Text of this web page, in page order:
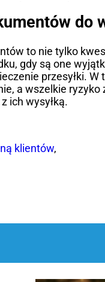
do
to nie tylko
gdy są one
przesyłki. W
a wszelkie
ich wysyłką.
klientów,